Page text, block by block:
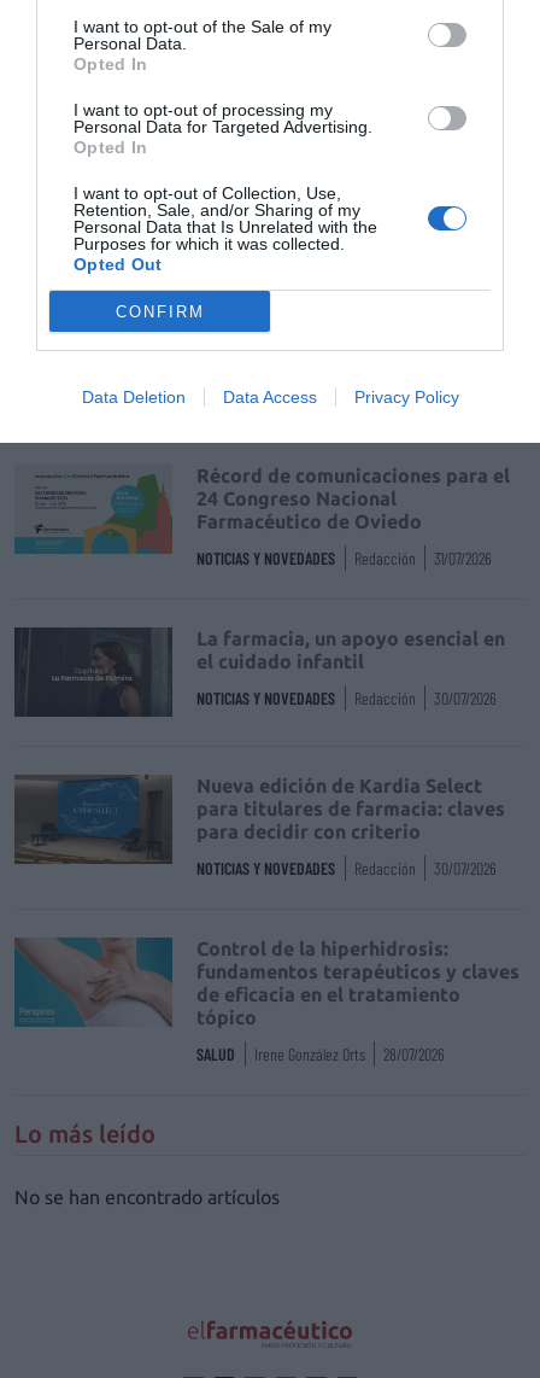
I want to opt-out of the Sale of my
Personal Data.
Opted In
I want to opt-out of processing my
Personal Data for Targeted Advertising.
Opted In
I want to opt-out of Collection, Use,
Retention, Sale, and/or Sharing of my
Personal Data that Is Unrelated with the
Purposes for which it was collected.
Opted Out
CONFIRM
Data Deletion Data Access Privacy Policy
medioambiente
Destacados
La venta online de medicamentos
de uso humano: seguridad y
trazabilidad
DIGITAL Isabel Marín Moral 28/07/2026
Récord de comunicaciones para el
24 Congreso Nacional
Farmacéutico de Oviedo
NOTICIAS Y NOVEDADES Redacción 31/07/2026
La farmacia, un apoyo esencial en
el cuidado infantil
NOTICIAS Y NOVEDADES Redacción 30/07/2026
Nueva edición de Kardia Select
para titulares de farmacia: claves
para decidir con criterio
NOTICIAS Y NOVEDADES Redacción 30/07/2026
Control de la hiperhidrosis:
fundamentos terapéuticos y claves
de eficacia en el tratamiento
tópico
SALUD Irene González Orts 28/07/2026
Lo más leído
No se han encontrado artículos